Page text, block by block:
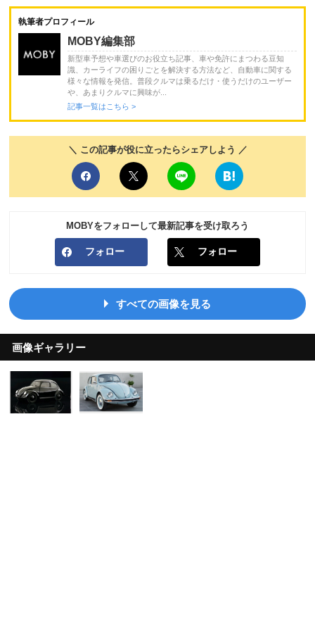
執筆者プロフィール
MOBY編集部
新型車予想や車選びのお役立ち記事、車や免許にまつわる豆知
識、カーライフの困りごとを解決する方法など、自動車に関する
様々な情報を発信。普段クルマは乗るだけ・使うだけのユーザー
や、あまりクルマに興味が...
記事一覧はこちら >
＼ この記事が役に立ったらシェアしよう ／
MOBYをフォローして最新記事を受け取ろう
フォロー フォロー
すべての画像を見る
画像ギャラリー